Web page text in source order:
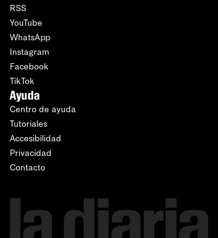
RSS
YouTube
WhatsApp
Instagram
Facebook
TikTok
Ayuda
Centro de ayuda
Tutoriales
Accesibilidad
Privacidad
Contacto